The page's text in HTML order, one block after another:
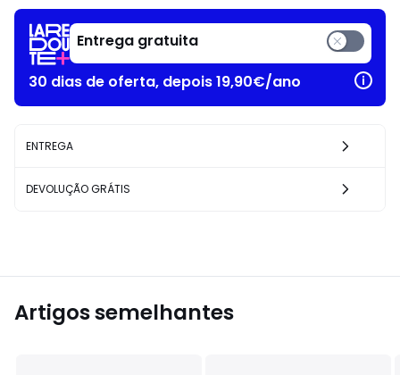
Entrega gratuita
30 dias de oferta, depois 19,90€/ano
ENTREGA
DEVOLUÇÃO GRÁTIS
Artigos semelhantes